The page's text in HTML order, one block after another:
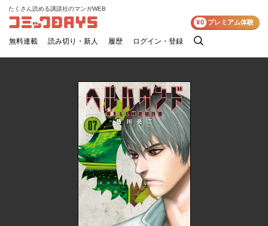
コミックDAYS
たくさん読める講談社のマンガWEB
無料連載 読み切り・新人 履歴 ログイン・登録
検
¥0 プレミアム体験